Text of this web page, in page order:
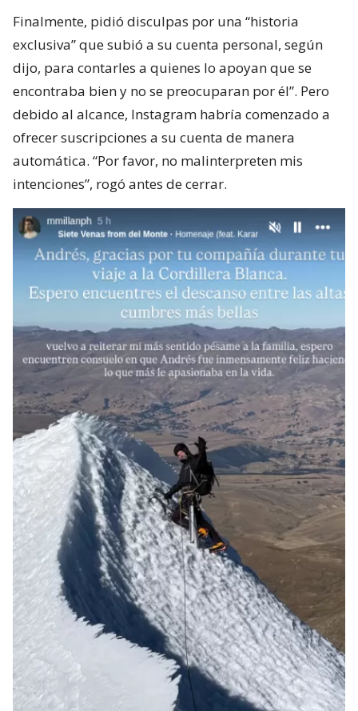
Finalmente, pidió disculpas por una “historia
exclusiva” que subió a su cuenta personal, según
dijo, para contarles a quienes lo apoyan que se
encontraba bien y no se preocuparan por él”. Pero
debido al alcance, Instagram habría comenzado a
ofrecer suscripciones a su cuenta de manera
automática. “Por favor, no malinterpreten mis
intenciones”, rogó antes de cerrar.